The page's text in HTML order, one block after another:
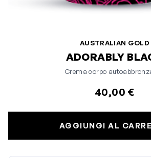
AUSTRALIAN GOLD
ADORABLY
Crema corpo
40,00 €
AGGIUNGI AL